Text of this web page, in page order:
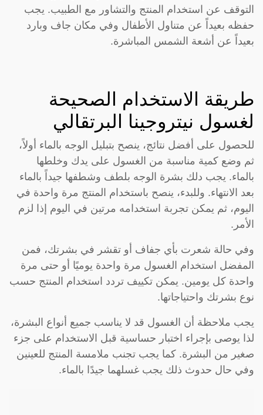
التوقف عن استخدام المنتج والتشاور مع الطبيب. يجب
حفظه بعيداً عن متناول الأطفال وفي مكان جاف وبارد
بعيداً عن أشعة الشمس المباشرة.
طريقة الاستخدام الصحيحة
لغسول نيتروجينا البرتقالي
للحصول على أفضل نتائج، ينصح بتبليل الوجه بالماء أولاً،
ثم وضع كمية مناسبة من الغسول على يدك وخلطها
بالماء. يجب دلك بشرة الوجه بلطف وشطفها جيداً بالماء
بعد الانتهاء. وللبدء، ينصح باستخدام المنتج مرة واحدة في
اليوم، ثم يمكن تجربة استخدامه مرتين في اليوم إذا لزم
الأمر.
وفي حالة شعرت بأي جفاف أو تقشر في بشرتك، فمن
المفضل استخدام الغسول مرة واحدة يوميًا أو حتى مرة
واحدة كل يومين. يمكن تكييف تردد استخدام المنتج حسب
نوع بشرتك واحتياجاتها.
يجب ملاحظة أن الغسول قد لا يناسب جميع أنواع البشرة،
لذا يوصى بإجراء اختبار حساسية قبل الاستخدام على جزء
صغير من البشرة. كما يجب تجنب ملامسة المنتج للعينين
وفي حال حدوث ذلك يجب غسلهما جيدًا بالماء.